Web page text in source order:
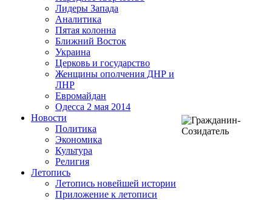
Лидеры Запада
Аналитика
Пятая колонна
Ближний Восток
Украина
Церковь и государство
Женщины ополчения ДНР и
ЛНР
Евромайдан
Одесса 2 мая 2014
Новости
Политика
Экономика
Культура
Религия
Летопись
Летопись новейшей истории
Приложение к летописи